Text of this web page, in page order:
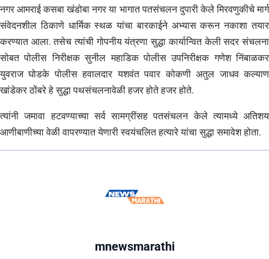
नगर आमराई कसबा खंडोबा नगर या भागात पतसंचलन दुपारी केले मिरवणुकीचे मार्ग
संवेदनशील ठिकाणे धार्मिक स्थळ यांचा बारकाईने अभ्यास करून नकाशा तयार
करण्यात आला. तसेच त्यांची गोपनीय यंत्रणा सुद्धा कार्यान्वित केली सदर संचलना
सोबत पोलीस निरीक्षक सुनील महाडिक पोलीस उपनिरीक्षक गणेश निंबाळकर
युवराज घोडके पोलीस हवालदार यशवंत पवार कोकणी अतुल जाधव कल्याण
खांडेकर ठोंबरे हे सुद्धा पथसंचलनावेळी हजर होते हजर होते.
त्यांनी जमावा हटवण्याच्या सर्व सामग्रींसह पतसंचलन केले त्यामध्ये अतिशय
आणीबाणीच्या वेळी वापरण्यात येणारी स्वयंचलित हत्यारे यांचा सुद्धा समावेश होता.
mnewsmarathi